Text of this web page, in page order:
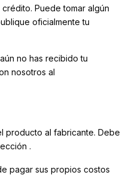
Puede tomar algún
oficialmente tu
no has recibido tu
nosotros al
producto al fabricante. Debe
.
pagar sus propios costos